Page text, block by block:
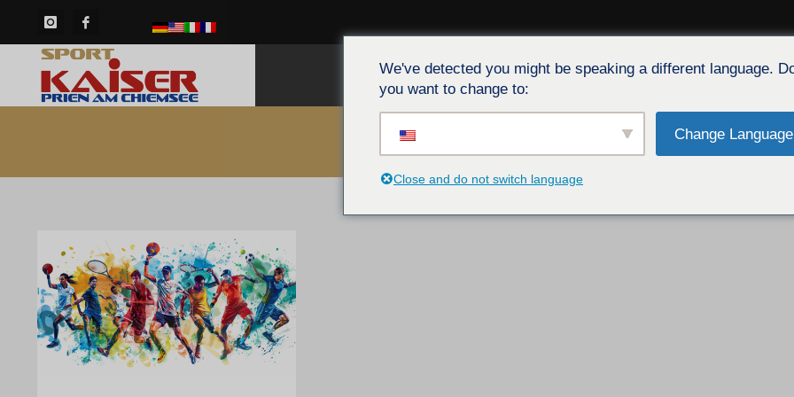
CASA SERVIZIO EVENTI CARTONE BLOG
We've detected you might be speaking a different language.
you want to change to:
Change Language
Close and do not switch language